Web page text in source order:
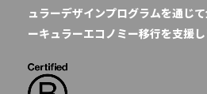
ュラーデザインプログラムを通じ
ーキュラーエコノミー移行を支援し